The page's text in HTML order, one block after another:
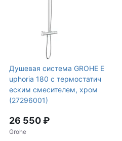
Душевая система GROHE E
uphoria 180 с термостатич
еским смесителем, хром
(27296001)
26 550 ₽
Grohe